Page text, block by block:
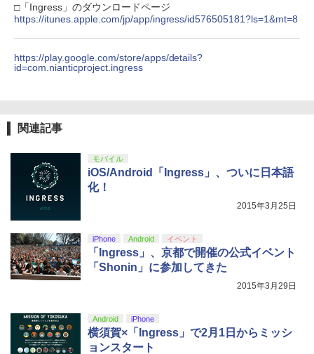
￥8,020
第三章 蛇神 (オリジナル特典:オリジナル
巾着＋メーカー特典:【坤と離】二振りの
□「Ingress」のダウンロードページ
https://itunes.apple.com/jp/app/ingress/id576505181?ls=1&mt=8
https://play.google.com/store/apps/details?
id=com.nianticproject.ingress
関連記事
モバイル
iOS/Android「Ingress」、ついに日本語
化！
2015年3月25日
iPhone Android イベント
「Ingress」、京都で開催の公式イベント
「Shonin」に参加してきた
2015年3月29日
Android iPhone
横須賀×「Ingress」で2月1日からミッシ
ョンスタート